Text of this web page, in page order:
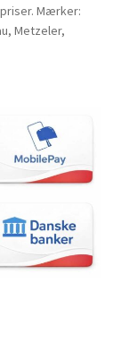
Mærker:
Metzeler,